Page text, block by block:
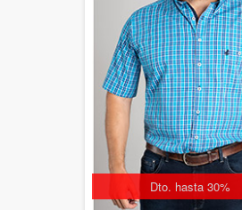
Dto. hasta 30%